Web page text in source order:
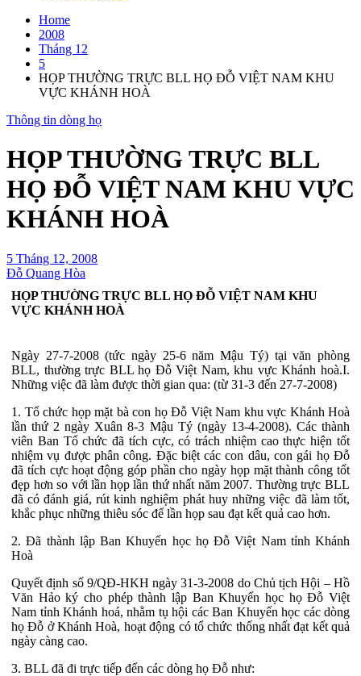
Home
2008
Tháng 12
5
HỌP THƯỜNG TRỰC BLL HỌ ĐỖ VIỆT NAM KHU
VỰC KHÁNH HOÀ
Thông tin dòng họ
HỌP THƯỜNG TRỰC BLL
HỌ ĐỖ VIỆT NAM KHU VỰC
KHÁNH HOÀ
5 Tháng 12, 2008
Đỗ Quang Hòa
HỌP THƯỜNG TRỰC BLL HỌ ĐỖ VIỆT NAM KHU
VỰC KHÁNH HOÀ
Ngày 27-7-2008 (tức ngày 25-6 năm Mậu Tý) tại văn phòng
BLL, thường trực BLL họ Đỗ Việt Nam, khu vực Khánh hoà.I.
Những việc đã làm được thời gian qua: (từ 31-3 đến 27-7-2008)
1. Tổ chức họp mặt bà con họ Đỗ Việt Nam khu vực Khánh Hoà
lần thứ 2 ngày Xuân 8-3 Mậu Tý (ngày 13-4-2008). Các thành
viên Ban Tổ chức đã tích cực, có trách nhiệm cao thực hiện tốt
nhiệm vụ được phân công. Đặc biệt các con dâu, con gái họ Đỗ
đã tích cực hoạt động góp phần cho ngày họp mặt thành công tốt
đẹp hơn so với lần họp lần thứ nhất năm 2007. Thường trực BLL
đã có đánh giá, rút kinh nghiệm phát huy những việc đã làm tốt,
khắc phục những thiêu sóc để lần họp sau đạt kết quả cao hơn.
2. Đã thành lập Ban Khuyến học họ Đỗ Việt Nam tỉnh Khánh
Hoà
Quyết định số 9/QĐ-HKH ngày 31-3-2008 do Chủ tịch Hội – Hồ
Văn Hảo ký cho phép thành lập Ban Khuyến học họ Đỗ Việt
Nam tỉnh Khánh hoá, nhằm tụ hội các Ban Khuyến học các dòng
họ Đỗ ở Khánh Hoà, hoạt động có tổ chức thống nhất đạt kết quả
ngày càng cao.
3. BLL đã đi trực tiếp đến các dòng họ Đỗ như: